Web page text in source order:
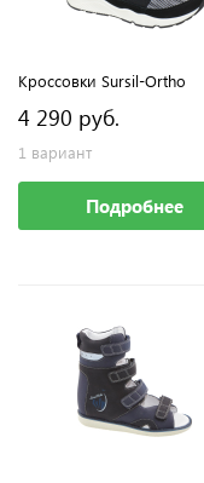
Кроссовки Sursil-Ortho
4 290 руб.
1 вариант
Подробнее